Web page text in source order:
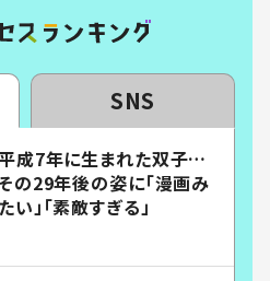
SNS
成7年に生まれた双子…
の29年後の姿に「漫画み
たい」「素敵すぎる」